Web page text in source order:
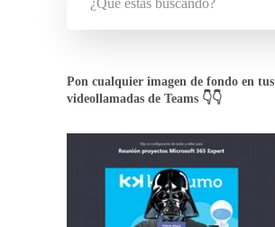
Pon cualquier imagen de fondo en tus
videollamadas de Teams 👇👇